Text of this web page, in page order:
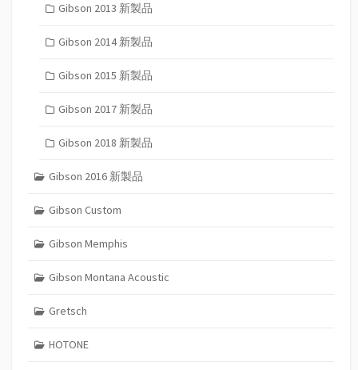
Gibson 2013 新製品
Gibson 2014 新製品
Gibson 2015 新製品
Gibson 2017 新製品
Gibson 2018 新製品
Gibson 2016 新製品
Gibson Custom
Gibson Memphis
Gibson Montana Acoustic
Gretsch
HOTONE